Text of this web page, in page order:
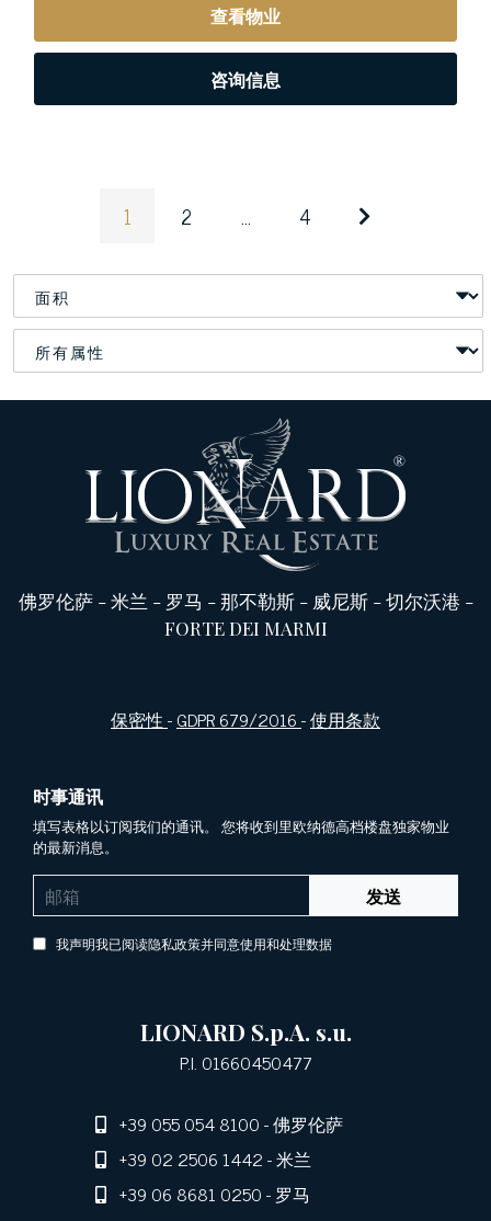
查看物业
咨询信息
1 2 ... 4
佛罗伦萨-米兰 - 罗马 -那不勒斯- 威尼斯-切尔沃港 -
FORTE DEI MARMI
保密性-GDPR 679/2016-使用条款
时事通讯
填写表格以订阅我们的通讯。 您将收到里欧纳德高档楼盘独家物业
的最新消息。
发送
我声明我已阅读隐私政策并同意使用和处理数据
LIONARD S.p.A. s.u.
P.I. 01660450477
+39 055 054 8100- 佛罗伦萨
+39 02 2506 1442- 米兰
+39 06 8681 0250- 罗马